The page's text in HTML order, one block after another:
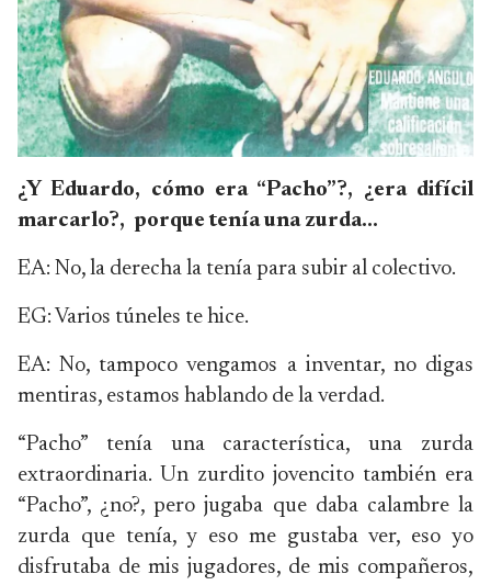
¿Y Eduardo, cómo era “Pacho”?, ¿era difícil
marcarlo?, porque tenía una zurda...
EA: No, la derecha la tenía para subir al colectivo.
EG: Varios túneles te hice.
EA: No, tampoco vengamos a inventar, no digas
mentiras, estamos hablando de la verdad.
“Pacho” tenía una característica, una zurda
extraordinaria. Un zurdito jovencito también era
“Pacho”, ¿no?, pero jugaba que daba calambre la
zurda que tenía, y eso me gustaba ver, eso yo
disfrutaba de mis jugadores, de mis compañeros,